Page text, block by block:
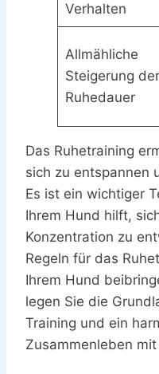
Verhalten
Allmähliche
Steigerung der
Ruhedauer
Das Ruhetraining
sich zu entspannen
Es ist ein wichtiger
Ihrem Hund hilft,
Konzentration zu
Regeln für das
Ihrem Hund
legen Sie die
Training und ein
Zusammenleben